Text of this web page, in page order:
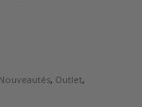
Nouveautés, Outlet,